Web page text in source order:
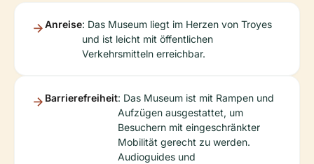
Anreise: Das Museum liegt im Herzen von Troyes
und ist leicht mit öffentlichen
Verkehrsmitteln erreichbar.
Barrierefreiheit: Das Museum ist mit Rampen und
Aufzügen ausgestattet, um
Besuchern mit eingeschränkter
Mobilität gerecht zu werden.
Audioguides und